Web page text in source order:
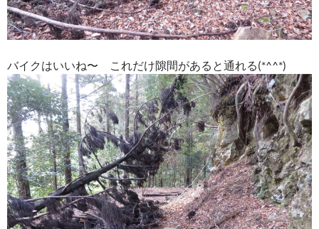
バイクはいいね〜 これだけ隙間があると通れる(*^^*)